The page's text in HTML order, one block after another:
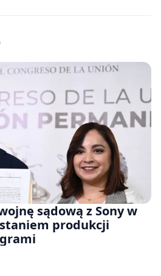
sądową z Sony w
produkcji